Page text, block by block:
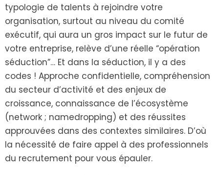
typologie de talents à rejoindre votre
organisation, surtout au niveau du comité
exécutif, qui aura un gros impact sur le futur de
votre entreprise, relève d’une réelle “opération
séduction”… Et dans la séduction, il y a des
codes ! Approche confidentielle, compréhension
du secteur d’activité et des enjeux de
croissance, connaissance de l’écosystème
(network ; namedropping) et des réussites
approuvées dans des contextes similaires. D’où
la nécessité de faire appel à des professionnels
du recrutement pour vous épauler.